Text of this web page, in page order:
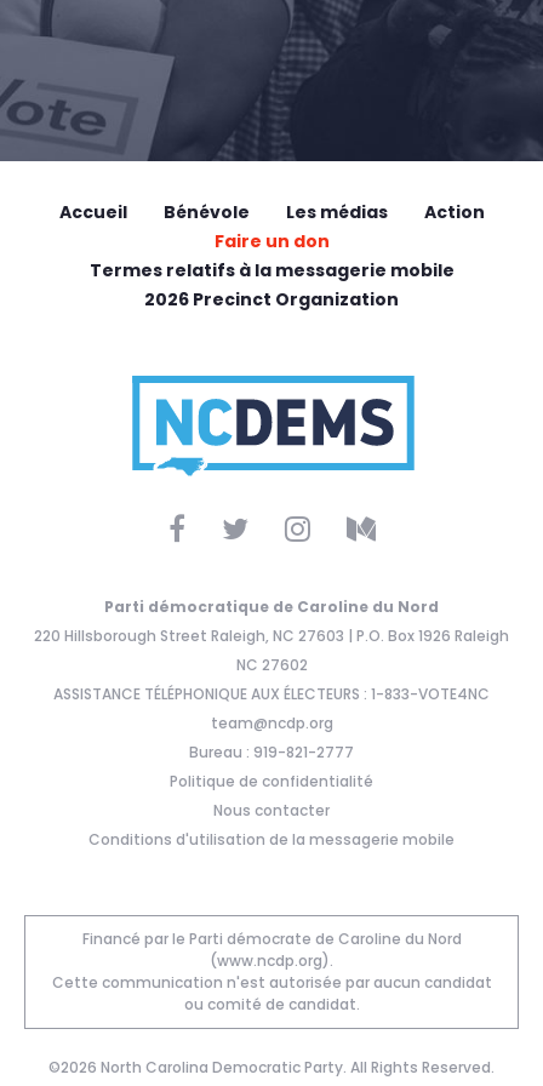
Accueil Bénévole Les médias
Action
Faire un don
Termes relatifs à la messagerie mobile
2026 Precinct Organization
Parti démocratique de Caroline du Nord
220 Hillsborough Street Raleigh, NC 27603 | P.O. Box 1926 Raleigh
NC 27602
ASSISTANCE TÉLÉPHONIQUE AUX ÉLECTEURS : 1-833-VOTE4NC
team@ncdp.org
Bureau : 919-821-2777
Politique de confidentialité
Nous contacter
Conditions d'utilisation de la messagerie mobile
Financé par le Parti démocrate de Caroline du Nord
(www.ncdp.org).
Cette communication n'est autorisée par aucun candidat
ou comité de candidat.
©2026 North Carolina Democratic Party. All Rights Reserved.